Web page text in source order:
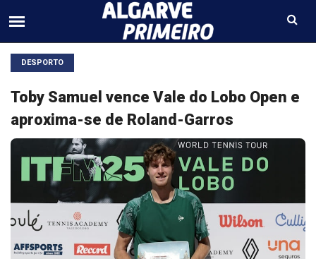
DESPORTO
Toby Samuel vence Vale do Lobo Open e
aproxima-se de Roland-Garros